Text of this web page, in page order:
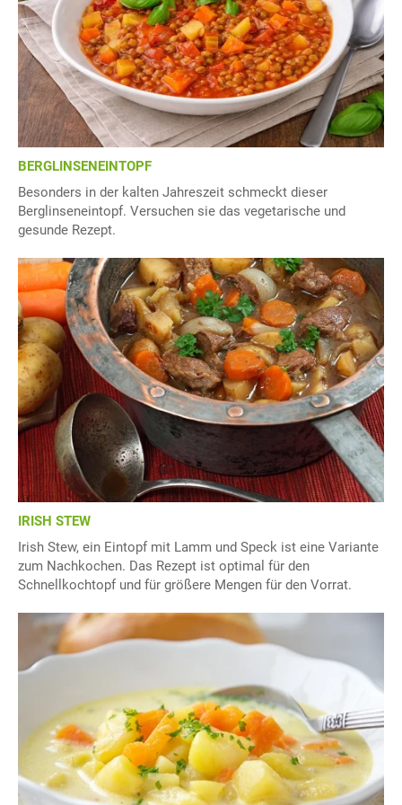
BERGLINSENEINTOPF
Besonders in der kalten Jahreszeit schmeckt dieser
Berglinseneintopf. Versuchen sie das vegetarische und
gesunde Rezept.
IRISH STEW
Irish Stew, ein Eintopf mit Lamm und Speck ist eine Variante
zum Nachkochen. Das Rezept ist optimal für den
Schnellkochtopf und für größere Mengen für den Vorrat.